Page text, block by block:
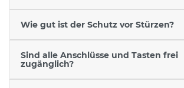
Wie gut ist der Schutz vor Stürzen?
Sind alle Anschlüsse und Tasten frei
zugänglich?